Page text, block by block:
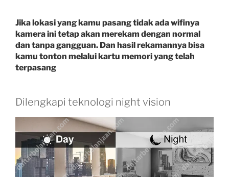
Jika lokasi yang kamu pasang tidak ada wifinya
kamera ini tetap akan merekam dengan normal
dan tanpa gangguan. Dan hasil rekamannya bisa
kamu tonton melalui kartu memori yang telah
terpasang
Dilengkapi teknologi night vision